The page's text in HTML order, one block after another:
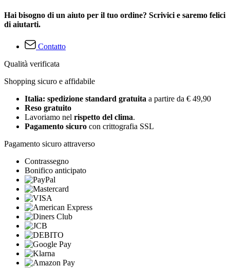
Hai bisogno di un aiuto per il tuo ordine? Scrivici e saremo felici
di aiutarti.
Contatto
Qualità verificata
Shopping sicuro e affidabile
Italia: spedizione standard gratuita a partire da € 49,90
Reso gratuito
Lavoriamo nel rispetto del clima.
Pagamento sicuro con crittografia SSL
Pagamento sicuro attraverso
Contrassegno
Bonifico anticipato